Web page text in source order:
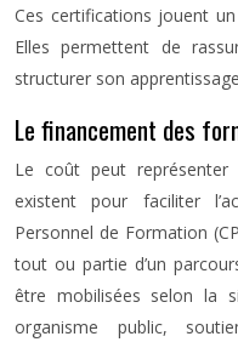
Ces certifications jouent
Elles permettent de
structurer son
Le financement des
Le coût peut
existent pour faciliter
Personnel de Formation
tout ou partie d’un
être mobilisées selon la
organisme public,